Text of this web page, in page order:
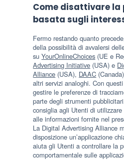
Come disattivare la
basata sugli
Fermo restando quanto
della possibilità di avvalersi
suYourOnlineChoices (UE e
Advertising Initiative (USA) e
Alliance (USA), DAAC
altri servizi analoghi. Con
gestire le preferenze di
parte degli strumenti
consiglia agli Utenti di
alle informazioni fornite nel
La Digital Advertising Alliance
disposizione un’applicazione
aiuta gli Utenti a controllare la
comportamentale sulle